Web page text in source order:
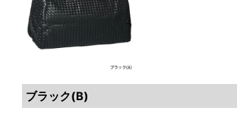
ブラック(B)